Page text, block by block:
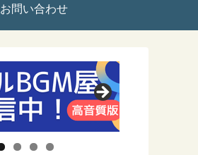
お問い合わせ